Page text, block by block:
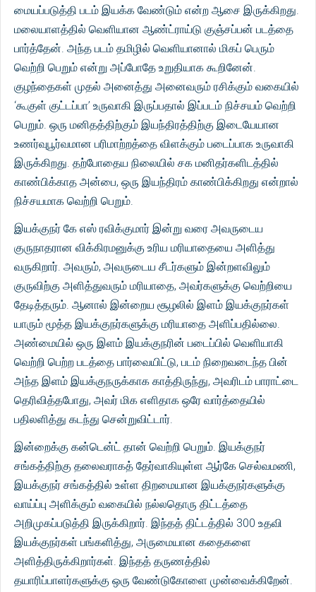
மையப்படுத்தி படம் இயக்க வேண்டும் என்ற ஆசை இருக்கிறது.
மலையாளத்தில் வெளியான ஆண்ட்ராய்டு குஞ்சப்பன் படத்தை
பார்த்தேன். அந்த படம் தமிழில் வெளியானால் மிகப் பெரும்
வெற்றி பெறும் என்று அப்போதே உறுதியாக கூறினேன்.
குழந்தைகள் முதல் அனைத்து அனைவரும் ரசிக்கும் வகையில்
‘கூகுள் குட்டப்பா’ உருவாகி இருப்பதால் இப்படம் நிச்சயம் வெற்றி
பெறும். ஒரு மனிதத்திற்கும் இயந்திரத்திற்கு இடையேயான
உணர்வுபூர்வமான பரிமாற்றத்தை விளக்கும் படைப்பாக உருவாகி
இருக்கிறது. தற்போதைய நிலையில் சக மனிதர்களிடத்தில்
காண்பிக்காத அன்பை, ஒரு இயந்திரம் காண்பிக்கிறது என்றால்
நிச்சயமாக வெற்றி பெறும்.
இயக்குநர் கே எஸ் ரவிக்குமார் இன்று வரை அவருடைய
குருநாதரான விக்கிரமனுக்கு உரிய மரியாதையை அளித்து
வருகிறார். அவரும், அவருடைய சீடர்களும் இன்றளவிலும்
குருவிற்கு அளித்துவரும் மரியாதை, அவர்களுக்கு வெற்றியை
தேடித்தரும். ஆனால் இன்றைய சூழலில் இளம் இயக்குநர்கள்
யாரும் மூத்த இயக்குநர்களுக்கு மரியாதை அளிப்பதில்லை.
அண்மையில் ஒரு இளம் இயக்குநரின் படைப்பில் வெளியாகி
வெற்றி பெற்ற படத்தை பார்வையிட்டு, படம் நிறைவடைந்த பின்
அந்த இளம் இயக்குநருக்காக காத்திருந்து, அவரிடம் பாராட்டை
தெரிவித்தபோது, அவர் மிக எளிதாக ஒரே வார்த்தையில்
பதிலளித்து கடந்து சென்றுவிட்டார்.
இன்றைக்கு கன்டென்ட் தான் வெற்றி பெறும். இயக்குநர்
சங்கத்திற்கு தலைவராகத் தேர்வாகியுள்ள ஆர்கே செல்வமணி,
இயக்குநர் சங்கத்தில் உள்ள திறமையான இயக்குநர்களுக்கு
வாய்ப்பு அளிக்கும் வகையில் நல்லதொரு திட்டத்தை
அறிமுகப்படுத்தி இருக்கிறார். இந்தத் திட்டத்தில் 300 உதவி
இயக்குநர்கள் பங்களித்து, அருமையான கதைகளை
அளித்திருக்கிறார்கள். இந்தத் தருணத்தில்
தயாரிப்பாளர்களுக்கு ஒரு வேண்டுகோளை முன்வைக்கிறேன்.